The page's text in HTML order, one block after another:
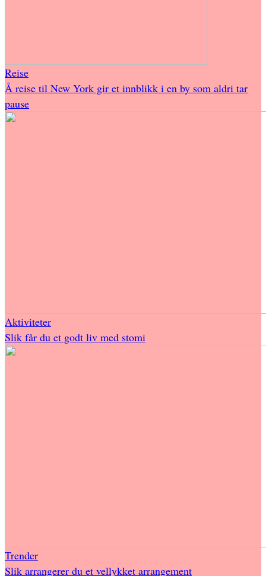
Reise
Å reise til New York gir et innblikk i en by som aldri tar
pause
Aktiviteter
Slik får du et godt liv med stomi
Trender
Slik arrangerer du et vellykket arrangement